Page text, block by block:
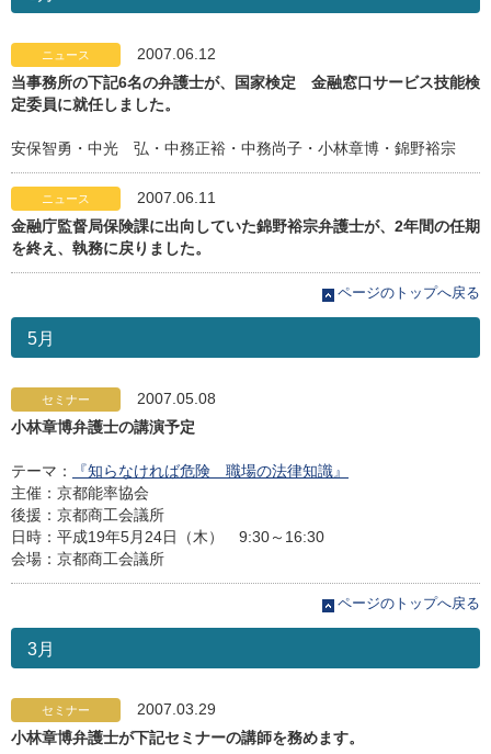
ニュース
2007.06.12
当事務所の下記6名の弁護士が、国家検定 金融窓口サービス技能検
定委員に就任しました。
安保智勇・中光 弘・中務正裕・中務尚子・小林章博・錦野裕宗
ニュース
2007.06.11
金融庁監督局保険課に出向していた錦野裕宗弁護士が、2年間の任期
を終え、執務に戻りました。
ページのトップへ戻る
5月
セミナー
2007.05.08
小林章博弁護士の講演予定
テーマ：
『知らなければ危険 職場の法律知識』
主催：京都能率協会
後援：京都商工会議所
日時：平成19年5月24日（木） 9:30～16:30
会場：京都商工会議所
ページのトップへ戻る
3月
セミナー
2007.03.29
小林章博弁護士が下記セミナーの講師を務めます。